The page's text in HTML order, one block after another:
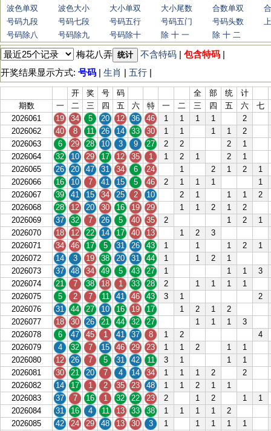
波色单双
波色大小 大小单双 大小尾数 合数单双
号码九段
号码七段 号码五行 号码五门 号码头数
号码除八
号码除九 号码除十 除 十 一 除 十 二
梅花八弄 统计 不含特码 | 包含特码 |
开奖结果显示方式: 号码 | 生肖 | 五行 |
开 奖 号 码 全 部 统
计
期数
一 二 三 四 五 六 特 一 二 三 四 五 六
七
2026061
19 34 5 20 12 36 46 1 1 1 1
2
2026062
40 8 11 26 14 33 30 1 1 1 1
2
2026063
6 29 28 10 3 9 27 2 2 2
1
2026064
32 10 29 17 12 35 1 1 2 1 2
1
2026065
26 20 47 31 34 6 24 1 2 1 2
1
2026066
16 10 7 41 15 5 46 2 1 1 1
1
2026067
39 41 15 34 25 2 10 2 1 1 1
2
2026068
28 12 20 30 16 19 29 1 1 2 1
2
2026069
37 32 7 26 5 40 35 2 1 2
1
2026070
18 12 22 14 17 40 13 1 2
3
2026071
34 46 17 5 31 26 43 1 1 1 2
1
2026072
14 3 19 38 20 31 44 1 1 2
1
2026073
37 48 34 49 5 43 27 1 1 1
3
2026074
21 7 38 18 1 33 28 2 1 1 1
1
2026075
5 2 7 11 41 46 43 3 1
2
2026076
31 44 27 10 16 19 17 1 2 1
2
2026077
18 30 26 21 44 32 27 1 1 1
3
2026078
6 47 45 1 41 37 8 1 2
4
2026079
4 32 7 15 46 29 23 1 1 2 1
1
2026080
12 26 7 5 31 42 11 3 1 1
1
2026081
30 21 20 7 4 14 34 1 1 1 2
2
2026082
14 17 1 2 35 23 48 1 1 2 1
1
2026083
37 7 16 1 32 22 23 2 1 2 1
1
2026084
31 16 4 11 13 33 38 1 1 1 1
2
2026085
42 24 29 48 13 30 3 1 1 1 1
1